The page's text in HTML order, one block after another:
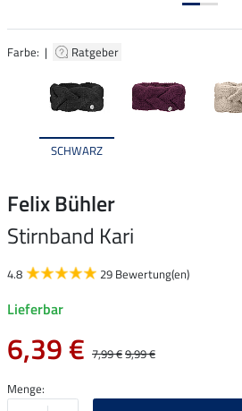
Farbe: | Ratgeber
SCHWARZ
Felix Bühler
Stirnband Kari
4.8 29 Bewertung(en)
Lieferbar
6,39 € 7,99 €9,99 €
Menge: